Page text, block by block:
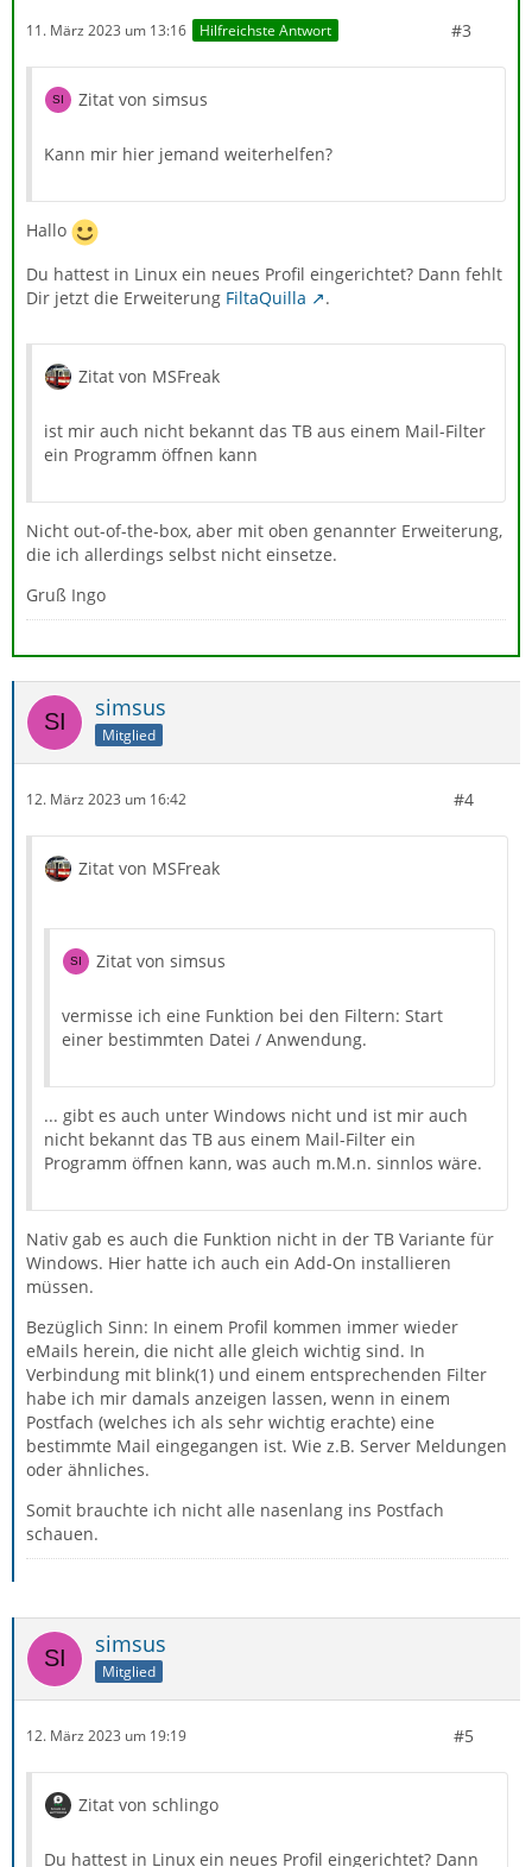
11. März 2023 um 13:16 Hilfreichste Antwort #3
Zitat von simsus
Kann mir hier jemand weiterhelfen?
Hallo
Du hattest in Linux ein neues Profil eingerichtet? Dann fehlt
Dir jetzt die Erweiterung FiltaQuilla .
Zitat von MSFreak
ist mir auch nicht bekannt das TB aus einem Mail-Filter
ein Programm öffnen kann
Nicht out-of-the-box, aber mit oben genannter Erweiterung,
die ich allerdings selbst nicht einsetze.
Gruß Ingo
simsus
Mitglied
12. März 2023 um 16:42 #4
Zitat von MSFreak
Zitat von simsus
vermisse ich eine Funktion bei den Filtern: Start
einer bestimmten Datei / Anwendung.
... gibt es auch unter Windows nicht und ist mir auch
nicht bekannt das TB aus einem Mail-Filter ein
Programm öffnen kann, was auch m.M.n. sinnlos wäre.
Nativ gab es auch die Funktion nicht in der TB Variante für
Windows. Hier hatte ich auch ein Add-On installieren
müssen.
Bezüglich Sinn: In einem Profil kommen immer wieder
eMails herein, die nicht alle gleich wichtig sind. In
Verbindung mit blink(1) und einem entsprechenden Filter
habe ich mir damals anzeigen lassen, wenn in einem
Postfach (welches ich als sehr wichtig erachte) eine
bestimmte Mail eingegangen ist. Wie z.B. Server Meldungen
oder ähnliches.
Somit brauchte ich nicht alle nasenlang ins Postfach
schauen.
simsus
Mitglied
12. März 2023 um 19:19 #5
Zitat von schlingo
Du hattest in Linux ein neues Profil eingerichtet? Dann